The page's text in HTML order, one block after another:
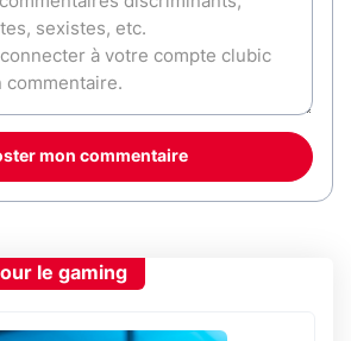
mon commentaire
le gaming